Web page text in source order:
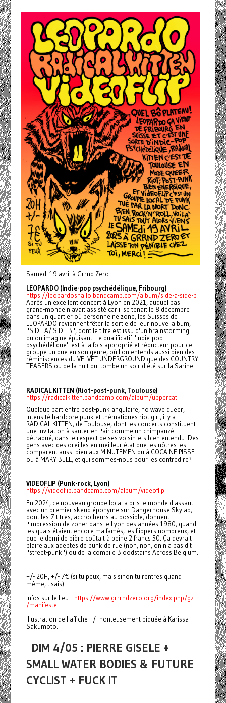
Samedi 19 avril à Grrnd Zero :
LEOPARDO (Indie-pop psychédélique, Fribourg)
https://leopardoshallo.bandcamp.com/album/side-a-side-b
Après un excellent concert à Lyon en 2021, auquel pas
grand-monde n'avait assisté car il se tenait le 8 décembre
dans un quartier où personne ne zone, les Suisses de
LEOPARDO reviennent fêter la sortie de leur nouvel album,
"SIDE A/ SIDE B", dont le titre est issu d'un brainstorming
qu'on imagine épuisant. Le qualificatif "indie-pop
psychédélique" est à la fois approprié et réducteur pour ce
groupe unique en son genre, où l'on entends aussi bien des
réminiscences du VELVET UNDERGROUND que des COUNTRY
TEASERS ou de la nuit qui tombe un soir d'été sur la Sarine.
RADICAL KITTEN (Riot-post-punk, Toulouse)
https://radicalkitten.bandcamp.com/album/uppercat
Quelque part entre post-punk angulaire, no wave queer,
intensité hardcore punk et thématiques riot girl, il y a
RADICAL KITTEN, de Toulouse, dont les concerts constituent
une invitation à sauter en l'air comme un chimpanzé
détraqué, dans le respect de ses voisin-e-s bien entendu. Des
gens avec des oreilles en meilleur état que les nôtres les
comparent aussi bien aux MINUTEMEN qu'à COCAINE PISSE
ou à MARY BELL, et qui sommes-nous pour les contredire?
VIDEOFLIP (Punk-rock, Lyon)
https://videoflip.bandcamp.com/album/videoflip
En 2024, ce nouveau groupe local a pris le monde d'assaut
avec un premier skeud éponyme sur Dangerhouse Skylab,
dont les 7 titres, accrocheurs au possible, donnent
l'impression de zoner dans le Lyon des années 1980, quand
les quais étaient encore malfamés, les flippers nombreux, et
que le demi de bière coûtait à peine 2 francs 50. Ça devrait
plaire aux adeptes de punk de rue (non, non, on n'a pas dit
"street-punk") ou de la compile Bloodstains Across Belgium.
+/- 20H, +/- 7€ (si tu peux, mais sinon tu rentres quand
même, t'sais)
Infos sur le lieu : https://www.grrrndzero.org/index.php/gz ...
/manifeste
Illustration de l'affiche +/- honteusement piquée à Karissa
Sakumoto.
DIM 4/05 : PIERRE GISELE +
SMALL WATER BODIES & FUTURE
CYCLIST + FUCK IT